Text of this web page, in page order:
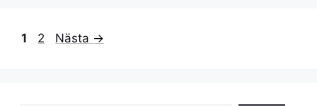
Sida
1 Sida
2 Nästa →